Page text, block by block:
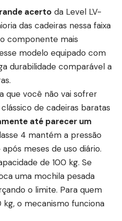
acerto da Level LV-
das cadeiras nessa faixa
componente mais
modelo equipado com
durabilidade comparável a
que você não vai sofrer
de cadeiras baratas
até parecer um
4 mantém a pressão
meses de uso diário.
de 100 kg. Se
uma mochila pesada
o limite. Para quem
o mecanismo funciona